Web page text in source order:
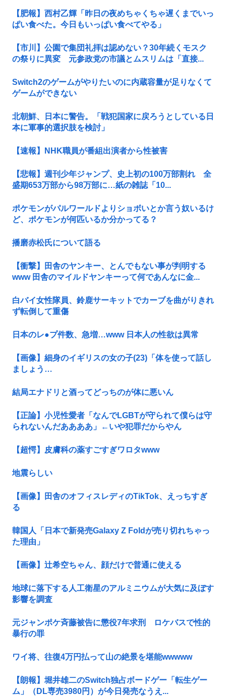
【肥報】西村乙輝「昨日の夜めちゃくちゃ遅くまでいっ
ぱい食べた。今日もいっぱい食べてやる」
【市川】公園で集団礼拝は認めない？30年続くモスク
の祭りに異変 元参政党の市議とムスリムは「直接...
Switch2のゲームがやりたいのに内蔵容量が足りなくて
ゲームができない
北朝鮮、日本に警告。「戦犯国家に戻ろうとしている日
本に軍事的選択肢を検討」
【速報】NHK職員が番組出演者から性被害
【悲報】週刊少年ジャンプ、史上初の100万部割れ 全
盛期653万部から98万部に…紙の雑誌「10...
ポケモンがパルワールドよりショボいとか言う奴いるけ
ど、ポケモンが何匹いるか分かってる？
播磨赤松氏について語る
【衝撃】田舎のヤンキー、とんでもない事が判明する
www 田舎のマイルドヤンキーって何であんなに金...
白バイ女性隊員、鈴鹿サーキットでカーブを曲がりきれ
ず転倒して重傷
日本のレ●プ件数、急増…www 日本人の性欲は異常
【画像】細身のイギリスの女の子(23)「体を使って話し
ましょう…
結局エナドリと酒ってどっちのが体に悪いん
【正論】小児性愛者「なんでLGBTが守られて僕らは守
られないんだああああ」←いや犯罪だからやん
【超愕】皮膚科の薬すごすぎワロタwww
地震らしい
【画像】田舎のオフィスレディのTikTok、えっちすぎ
る
韓国人「日本で新発売Galaxy Z Foldが売り切れちゃっ
た理由」
【画像】辻希空ちゃん、顔だけで普通に使える
地球に落下する人工衛星のアルミニウムが大気に及ぼす
影響を調査
元ジャンポケ斉藤被告に懲役7年求刑 ロケバスで性的
暴行の罪
ワイ将、往復4万円払って山の絶景を堪能wwwww
【朗報】堀井雄二のSwitch独占ボードゲー「転生ゲー
ム」（DL専売3980円）が今日発売なうえ...